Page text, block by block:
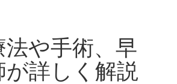
や手術、早
が詳しく解説